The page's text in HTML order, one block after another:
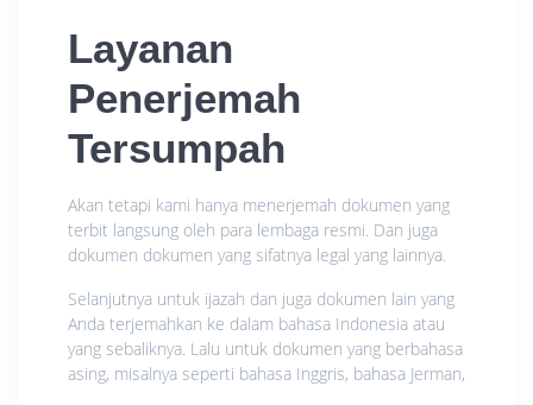
Layanan
Penerjemah
Tersumpah
Akan tetapi kami hanya menerjemah dokumen yang
terbit langsung oleh para lembaga resmi. Dan juga
dokumen dokumen yang sifatnya legal yang lainnya.
Selanjutnya untuk ijazah dan juga dokumen lain yang
Anda terjemahkan ke dalam bahasa Indonesia atau
yang sebaliknya. Lalu untuk dokumen yang berbahasa
asing, misalnya seperti bahasa Inggris, bahasa Jerman,